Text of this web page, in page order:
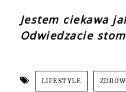
Jestem ciekawa
Odwiedzacie
LIFESTYLE